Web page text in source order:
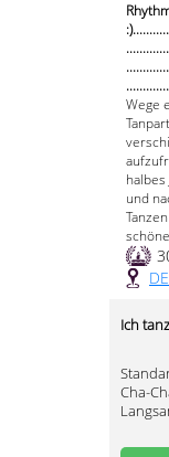
Wege
und
Ich
Cha-